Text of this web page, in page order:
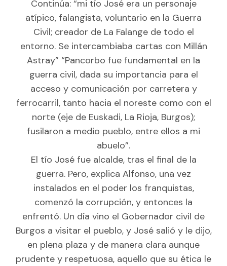
Continúa: “mi tío José era un personaje
atípico, falangista, voluntario en la Guerra
Civil; creador de La Falange de todo el
entorno. Se intercambiaba cartas con Millán
Astray” “Pancorbo fue fundamental en la
guerra civil, dada su importancia para el
acceso y comunicación por carretera y
ferrocarril, tanto hacia el noreste como con el
norte (eje de Euskadi, La Rioja, Burgos);
fusilaron a medio pueblo, entre ellos a mi
abuelo”.
El tío José fue alcalde, tras el final de la
guerra. Pero, explica Alfonso, una vez
instalados en el poder los franquistas,
comenzó la corrupción, y entonces la
enfrentó. Un día vino el Gobernador civil de
Burgos a visitar el pueblo, y José salió y le dijo,
en plena plaza y de manera clara aunque
prudente y respetuosa, aquello que su ética le